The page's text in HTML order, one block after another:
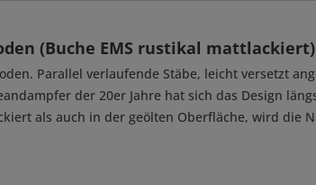
(Buche EMS rustikal
Parallel verlaufende Stäbe, leicht versetzt
der 20er Jahre hat sich das Design
als auch in der geölten Oberfläche, wird die